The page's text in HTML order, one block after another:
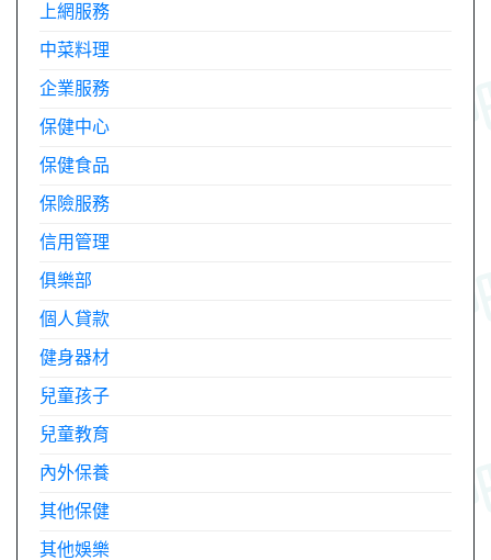
上網服務
中菜料理
企業服務
保健中心
保健食品
保險服務
信用管理
俱樂部
個人貸款
健身器材
兒童孩子
兒童教育
內外保養
其他保健
其他娛樂